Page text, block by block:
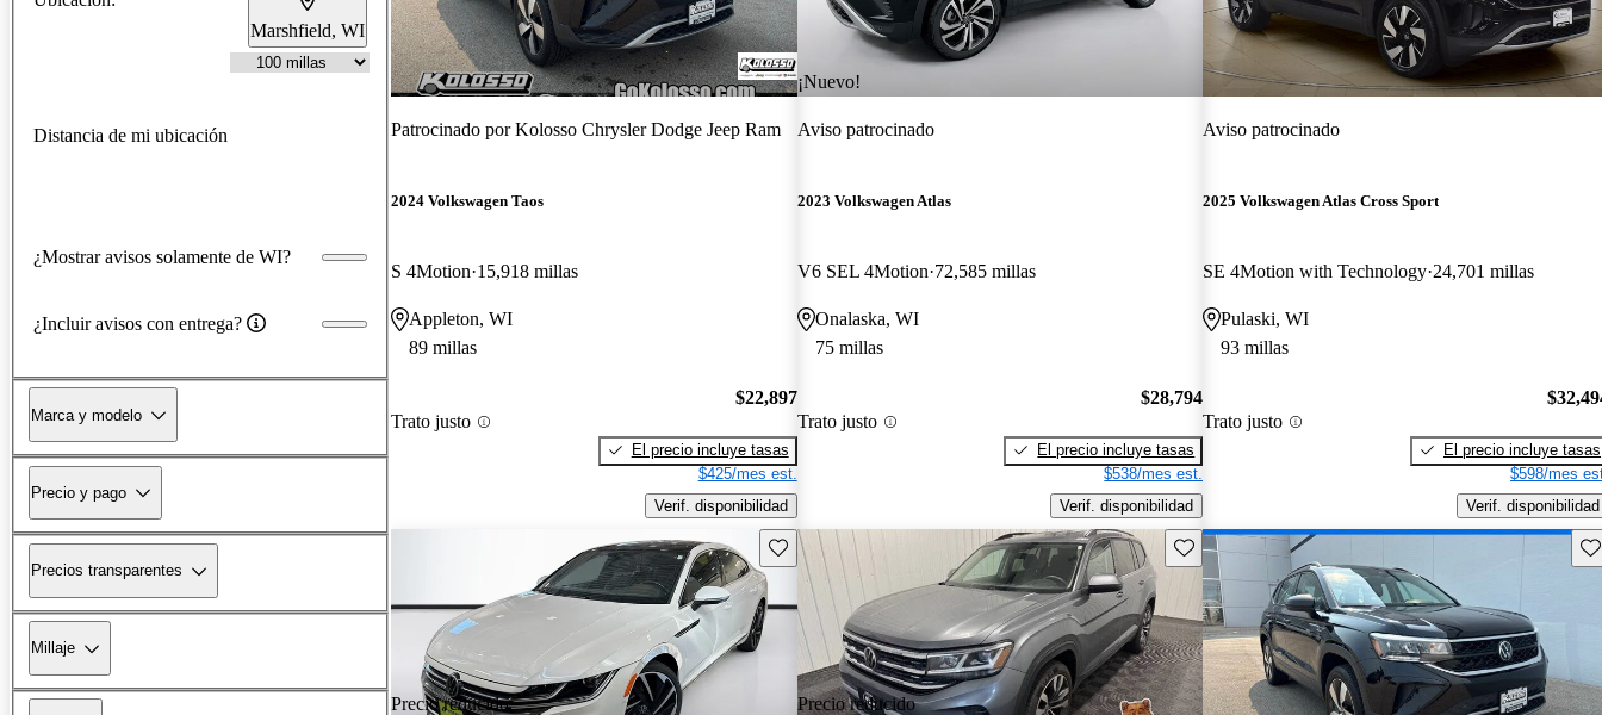
Marshfield, WI
Distancia de mi ubicación
¿Mostrar avisos solamente de WI?
¿Incluir avisos con entrega?
Marca y modelo
Precio y pago
Precios transparentes
Millaje
Patrocinado porKolosso Chrysler Dodge Jeep Ram
2024 Volkswagen Taos
S 4Motion 15,918 millas
Appleton, WI
89 millas
Trato justo
$22,897
El precio incluye tasas
$425/mes est.
Verif. disponibilidad
¡Nuevo!
Aviso patrocinado
2023 Volkswagen Atlas
V6 SEL 4Motion 72,585 millas
Onalaska, WI
75 millas
Trato justo
$28,794
El precio incluye tasas
$538/mes est.
Verif. disponibilidad
Aviso patrocinado
2025 Volkswagen Atlas Cross Sport
SE 4Motion with Technology 24,701 millas
Pulaski, WI
93 millas
Trato justo
El precio incluye tasas
$598/mes
Verif. disponibilidad
Precio reducido
Guarda este Aviso
Precio reducido
Guarda este Aviso